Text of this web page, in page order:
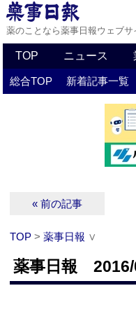
薬のことなら薬事日報ウェブサ
TOP ニュース
総合TOP 新着記事一覧
« 前の記事
TOP > 薬事日報 ∨
薬事日報 2016/